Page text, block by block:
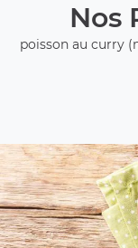
Nos
poisson au curry